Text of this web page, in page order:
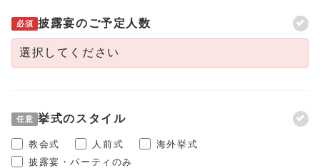
必須 披露宴のご予定人数
任意 挙式のスタイル
教会式 人前式
海外挙式
披露宴・パーティのみ